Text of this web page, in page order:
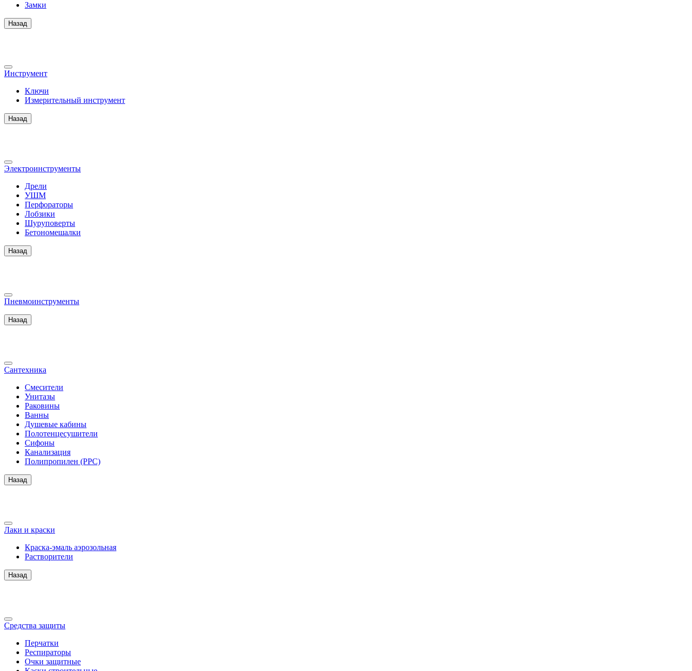
Замки
Назад
Инструмент
Ключи
Измерительный инструмент
Назад
Электроинструменты
Дрели
УШМ
Перфораторы
Лобзики
Шуруповерты
Бетономешалки
Назад
Пневмоинструменты
Назад
Сантехника
Смесители
Унитазы
Раковины
Ванны
Душевые кабины
Полотенцесушители
Сифоны
Канализация
Полипропилен (PPC)
Назад
Лаки и краски
Краска-эмаль аэрозольная
Растворители
Назад
Средства защиты
Перчатки
Респираторы
Очки защитные